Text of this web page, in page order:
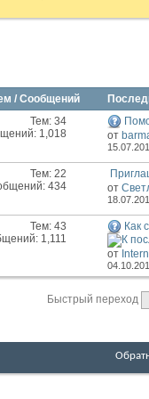
/ Сообщений
Тем: 34
1,018
от
Тем: 22
434
от
Тем: 43
1,111
Как
от
Быстрый переход